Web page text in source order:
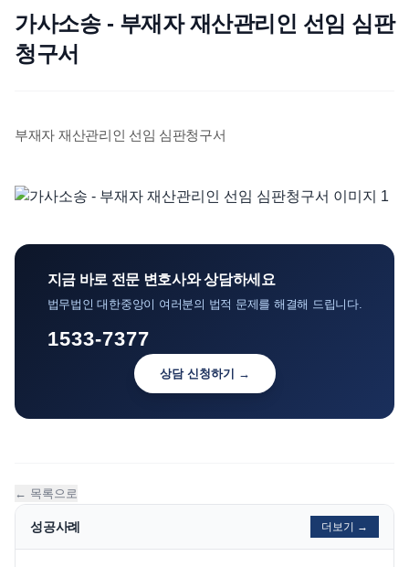
업무분야
전체
각 전문 변호사
소식/자료
법률 블로그
뉴스레터/브로슈어
가사소송 - 부재자 재산관리인 선임 심판
청구서
부재자 재산관리인 선임 심판청구서
지금 바로 전문 변호사와 상담하세요
법무법인 대한중앙이 여러분의 법적 문제를 해결해 드립니다.
1533-7377
상담 신청하기 →
← 목록으로
성공사례 더보기 →